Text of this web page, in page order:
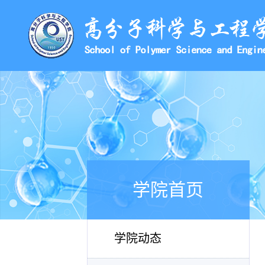
学院首页
学院动态